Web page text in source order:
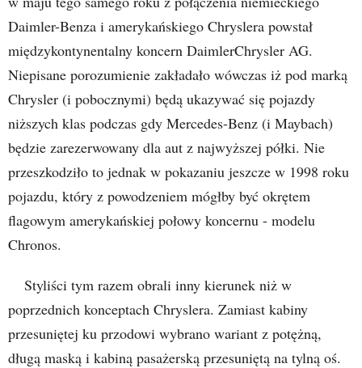
Daimler-Benza i amerykańskiego Chryslera powstał
międzykontynentalny koncern DaimlerChrysler AG.
Niepisane porozumienie zakładało wówczas iż pod marką
Chrysler (i pobocznymi) będą ukazywać się pojazdy
niższych klas podczas gdy Mercedes-Benz (i Maybach)
będzie zarezerwowany dla aut z najwyższej półki. Nie
przeszkodziło to jednak w pokazaniu jeszcze w 1998 roku
pojazdu, który z powodzeniem mógłby być okrętem
flagowym amerykańskiej połowy koncernu - modelu
Chronos.
Styliści tym razem obrali inny kierunek niż w
poprzednich konceptach Chryslera. Zamiast kabiny
przesuniętej ku przodowi wybrano wariant z potężną,
długą maską i kabiną pasażerską przesuniętą na tylną oś.